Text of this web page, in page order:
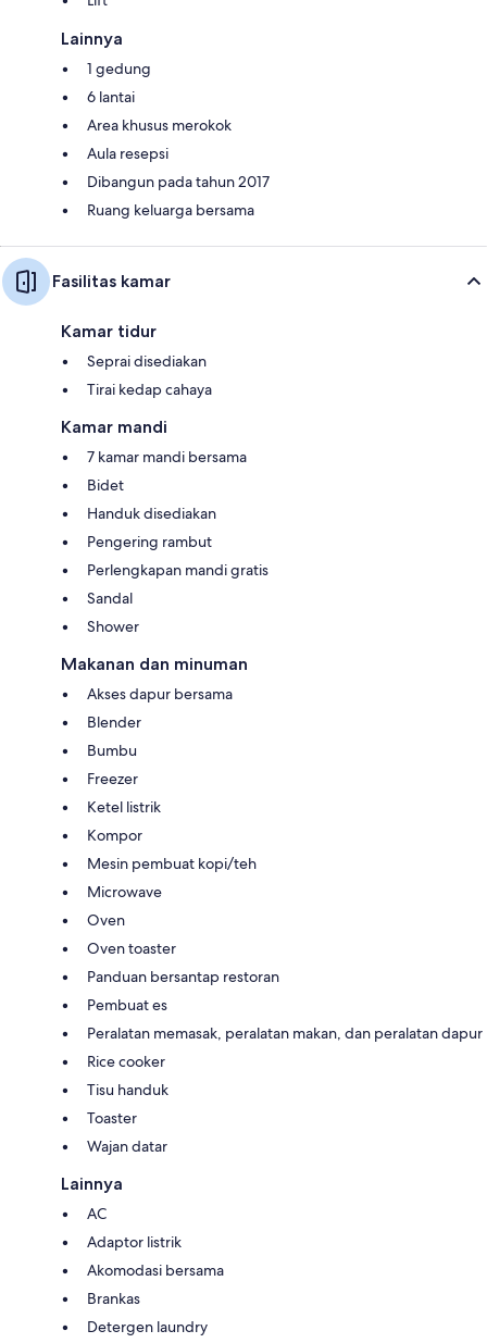
Lainnya
1 gedung
6 lantai
Area khusus merokok
Aula resepsi
Dibangun pada tahun 2017
Ruang keluarga bersama
Fasilitas kamar
Kamar tidur
Seprai disediakan
Tirai kedap cahaya
Kamar mandi
7 kamar mandi bersama
Bidet
Handuk disediakan
Pengering rambut
Perlengkapan mandi gratis
Sandal
Shower
Makanan dan minuman
Akses dapur bersama
Blender
Bumbu
Freezer
Ketel listrik
Kompor
Mesin pembuat kopi/teh
Microwave
Oven
Oven toaster
Panduan bersantap restoran
Pembuat es
Peralatan memasak, peralatan makan, dan peralatan dapur
Rice cooker
Tisu handuk
Toaster
Wajan datar
Lainnya
AC
Adaptor listrik
Akomodasi bersama
Brankas
Detergen laundry